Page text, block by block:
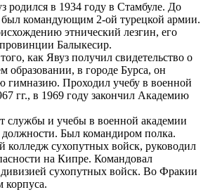
родился в 1934 году в Стамбуле. До
был командующим 2-ой турецкой армии.
этнический лезгин, его
Балыкесир.
как Явуз получил свидетельство о
образовании, в городе Бурса, он
гимназию. Проходил учебу в военной
гг., в 1969 году закончил Академию
службы и учебы в военной академии
должности. Был командиром полка.
колледж сухопутных войск, руководил
на Кипре. Командовал
сухопутных войск. Во Фракии
корпуса.